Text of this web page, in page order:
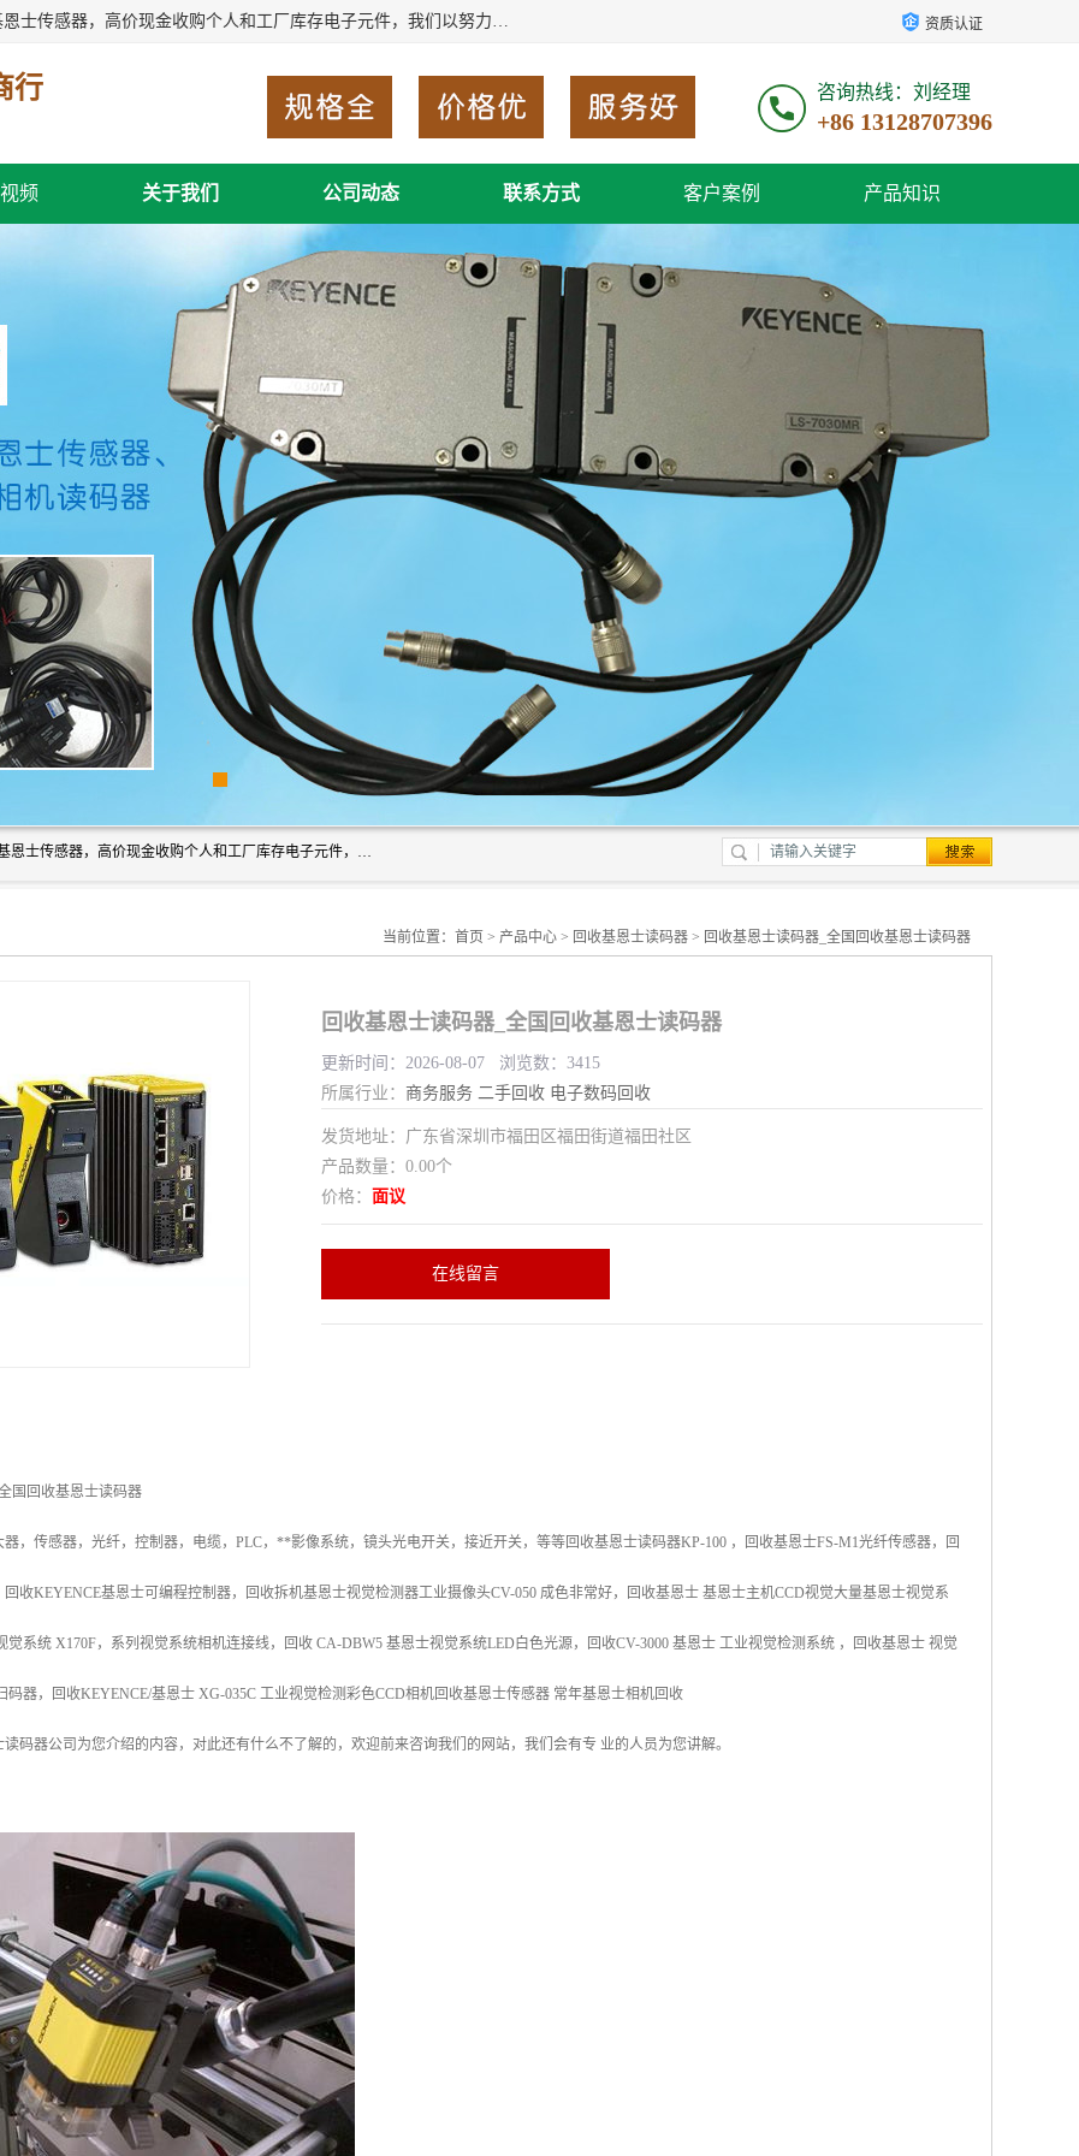
深圳市福田区诚芯源电子商行长期回收基恩士读码器、回收基恩士传感器，高价现金收购个人和工厂库存电子元件，我们以努力处事、以诚信待人，能迅速为客户消化库存、减少仓储、回笼资金，我们交易灵活方便，现金支付，价格合 理，尽量满足客户的要求，提供一条龙服务。 资质认证
行 咨询热线：刘经理
+86 13128707396
频 关于我们 公司动态 联系方式 客户案例 产品知识
深圳市福田区诚芯源电子商行长期回收基恩士读码器、回收基恩士传感器，高价现金收购个人和工厂库存电子元件，我们以努力处事、以诚信待人，能迅速为客户消化库存、减少仓储、回笼资金，我们交易灵活方便，现金支付，价格合 理，尽量满足客户的要求，提供一条龙服务。
当前位置： 首页 > 产品中心 > 回收基恩士读码器 > 回收基恩士读码器_全国回收基恩士读码器
回收基恩士读码器_全国回收基恩士读码器
更新时间：2026-08-07 浏览数：3415
所属行业： 商务服务 二手回收 电子数码回收
发货地址：广东省深圳市福田区福田街道福田社区
产品数量：0.00个
价格： 面议
在线留言
国回收基恩士读码器
，传感器，光纤，控制器，电缆，PLC，**影像系统，镜头光电开关，接近开关，等等回收基恩士读码器KP-100 ，回收基恩士FS-M1光纤传感器，回
收KEYENCE基恩士可编程控制器，回收拆机基恩士视觉检测器工业摄像头CV-050 成色非常好，回收基恩士 基恩士主机CCD视觉大量基恩士视觉系
觉系统 X170F，系列视觉系统相机连接线，回收 CA-DBW5 基恩士视觉系统LED白色光源，回收CV-3000 基恩士 工业视觉检测系统 ，回收基恩士 视觉
码器，回收KEYENCE/基恩士 XG-035C 工业视觉检测彩色CCD相机回收基恩士传感器 常年基恩士相机回收
码器公司为您介绍的内容，对此还有什么不了解的，欢迎前来咨询我们的网站，我们会有专 业的人员为您讲解。